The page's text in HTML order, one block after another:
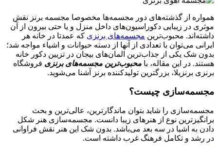
همواره از گذشته‌های دور مجسمه‌ها مخصوصا مجسمه برنز نقش
موثری در زیبایی دکوراسیون‌های داخل منزل و یا حتی بیرون از آن
داشته‌اند. محبوب‌ترین مجسمه­‌های برنزی که عمدتا در خانه هر
ایرانی می‌توان با تعدادی از آن­ها از دسته حیوانات و اشیاء مواجه شد؛
بدون شک یکی از جذاب‌ترین المان­‌های بی­جان در تزیین دکور خانه
هستند. در این مقاله، با محبوب‌ترین مجسمه‌های برنزی فروشگاه
برنزی برنزیلا، بزرگترین تولیدکننده برنز آشنا می‌شوید.
مجسمه‌سازی چیست؟
مجسمه‌‌سازی را شاید بتوان ماندگار‌ترین، عالی‌‌ترین و بحث‌
برانگیز‌ترین نوع از هنر‌های زیبا دانست. مجسمه‌‌سازی هنر شکل
دادن به اشیا در سه بعد می‌باشد. بدون ‌شک این هنر نقش فراوانی
در رشد و تکامل فرهنگ غرب داشته است.